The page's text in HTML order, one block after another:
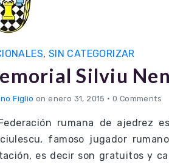
, SIN CATEGORIZAR
Silviu
Figlio on enero 31, 2015 • 0 Comments
rumana de ajedrez
famoso jugador
es decir son gratuitos y